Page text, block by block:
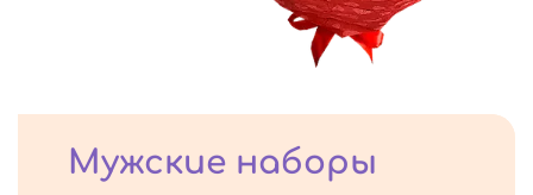
Мужские наборы